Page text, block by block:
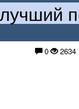
0 2634